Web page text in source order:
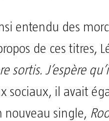
entendu des
de ces titres,
sortis. J’espère
sociaux, il avait
nouveau single,